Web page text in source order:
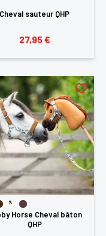
Cheval sauteur QHP
27,95 €
Horse Cheval bâton
QHP